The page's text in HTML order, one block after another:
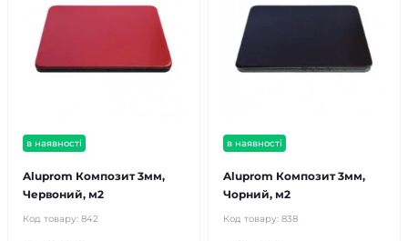
в наявності
Aluprom Композит 3мм,
Червоний, м2
Код товару: 842
в наявності
Aluprom Композит 3мм,
Чорний, м2
Код товару: 838